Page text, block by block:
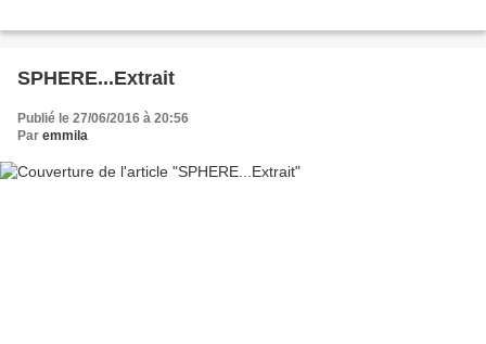
SPHERE...Extrait
Publié le 27/06/2016 à 20:56
Par emmila